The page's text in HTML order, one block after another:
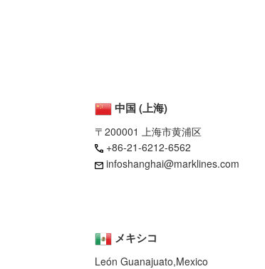
メキシコ
León Guanajuato,Mexico
中国 (上海)
〒200001 上海市黄浦区
+86-21-6212-6562
infoshanghai@marklines.com